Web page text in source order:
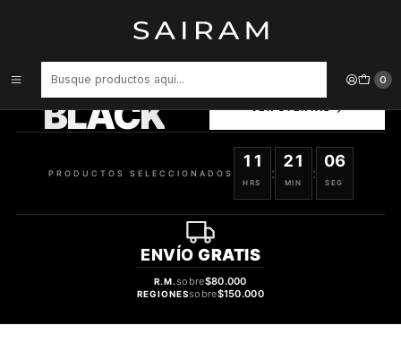
0
Perfume Lattafa Pride Raw Human Unisex Edp 100 ml
BLACK
SELECCIONADOS
PRODUCTOS SELECCIONADOS
11
HRS
:
21
MIN
:
05
SEG
ENVÍO GRATIS
R.M.sobre$80.000
REGIONESsobre$150.000